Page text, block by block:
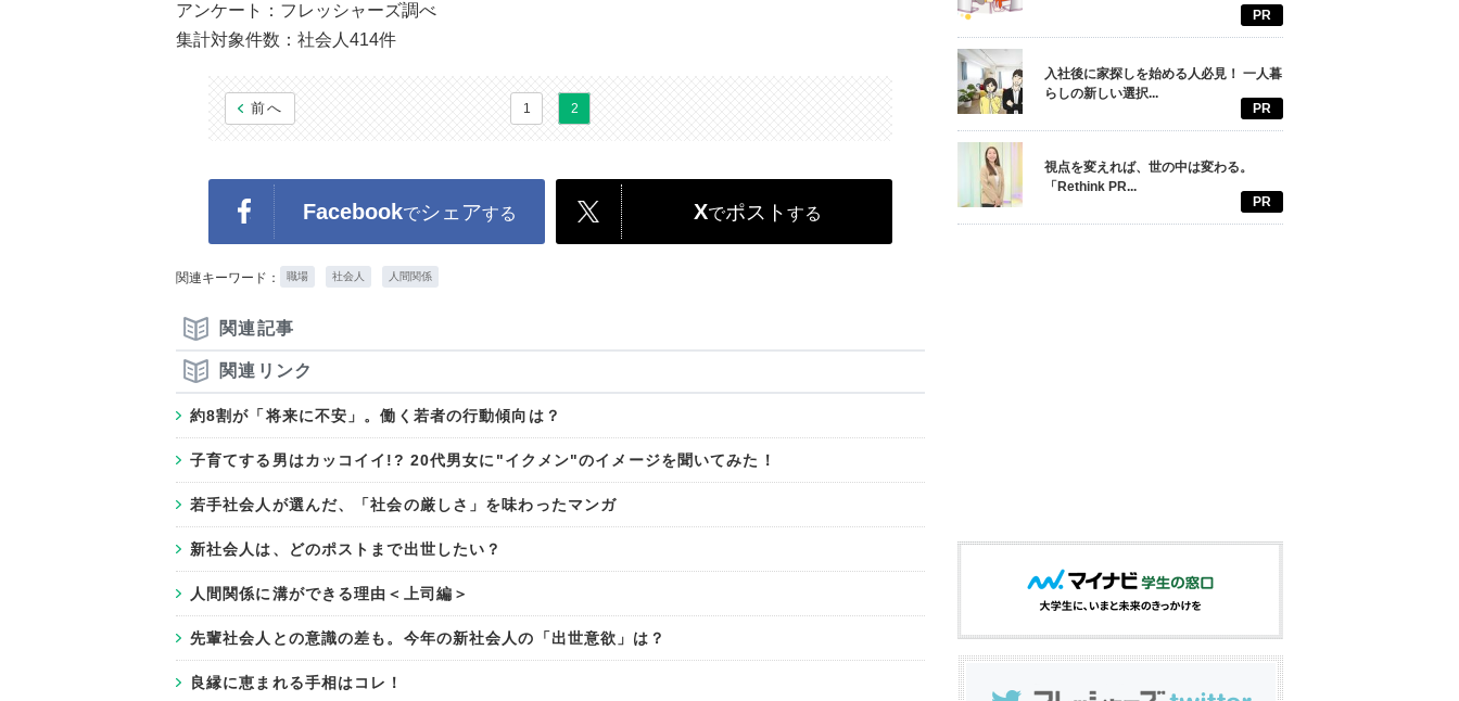
アンケート：フレッシャーズ調べ
集計対象件数：社会人414件
前へ 1 2
Facebookでシェアする Xでポスト する
関連キーワード： 職場 社会人 人間関係
関連記事
関連リンク
約8割が「将来に不安」。働く若者の行動傾向は？
子育てする男はカッコイイ!? 20代男女に"イクメン"のイメージを聞いてみた！
若手社会人が選んだ、「社会の厳しさ」を味わったマンガ
新社会人は、どのポストまで出世したい？
人間関係に溝ができる理由＜上司編＞
先輩社会人との意識の差も。今年の新社会人の「出世意欲」は？
良縁に恵まれる手相はコレ！
PR
入社後に家探しを始める人必見！ 一人暮
らしの新しい選択...
PR
視点を変えれば、世の中は変わる。
「Rethink PR...
PR